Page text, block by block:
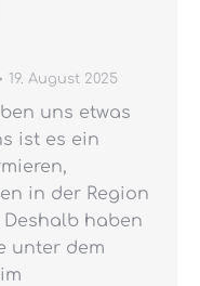
19. August 2025
uns etwas
ist es ein
in der Region
haben
unter dem